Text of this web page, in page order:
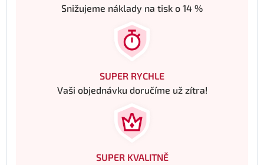
Snižujeme náklady na tisk o 14 %
SUPER RYCHLE
Vaši objednávku doručíme už zítra!
SUPER KVALITNĚ